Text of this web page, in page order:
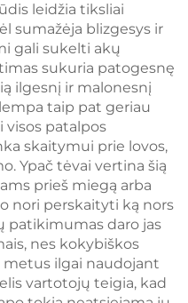
leidžia tiksliai
sumažėja blizgesys ir
gali sukelti akų
sukuria patogesnę
ilgesnį ir malonesnį
taip pat geriau
visos patalpos
skaitymui prie lovos,
Ypač tėvai vertina šią
prieš miegą arba
nori perskaityti ką nors
patikimumas daro jas
nes kokybiškos
ilgai naudojant
vartotojų teigia, kad